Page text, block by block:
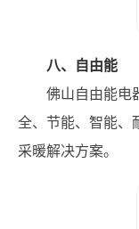
八、自由能
佛山自由能电
全、节能、智能、
采暖解决方案。